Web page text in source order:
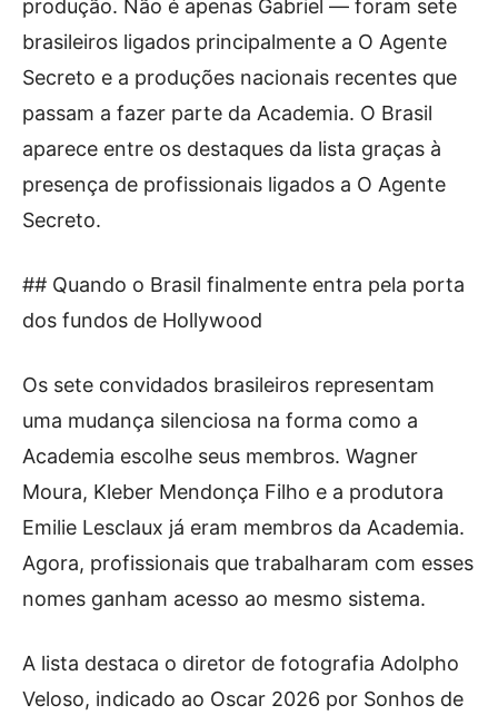
produção. Não é apenas Gabriel — foram sete
brasileiros ligados principalmente a O Agente
Secreto e a produções nacionais recentes que
passam a fazer parte da Academia. O Brasil
aparece entre os destaques da lista graças à
presença de profissionais ligados a O Agente
Secreto.
## Quando o Brasil finalmente entra pela porta
dos fundos de Hollywood
Os sete convidados brasileiros representam
uma mudança silenciosa na forma como a
Academia escolhe seus membros. Wagner
Moura, Kleber Mendonça Filho e a produtora
Emilie Lesclaux já eram membros da Academia.
Agora, profissionais que trabalharam com esses
nomes ganham acesso ao mesmo sistema.
A lista destaca o diretor de fotografia Adolpho
Veloso, indicado ao Oscar 2026 por Sonhos de